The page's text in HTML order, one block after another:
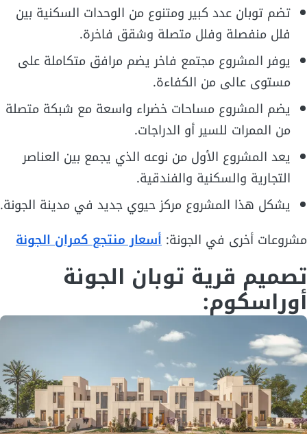
تضم توبان عدد كبير ومتنوع من الوحدات السكنية بين
فلل منفصلة وفلل متصلة وشقق فاخرة.
يوفر المشروع مجتمع فاخر يضم مرافق متكاملة على
مستوى عالى من الكفاءة.
يضم المشروع مساحات خضراء واسعة مع شبكة متصلة
من الممرات للسير أو الدراجات.
يعد المشروع الأول من نوعه الذي يجمع بين العناصر
التجارية والسكنية والفندقية.
يشكل هذا المشروع مركز حيوي جديد في مدينة الجونة.
مشروعات أخرى في الجونة: أسعار منتجع كمران الجونة
تصميم قرية توبان الجونة
أوراسكوم: